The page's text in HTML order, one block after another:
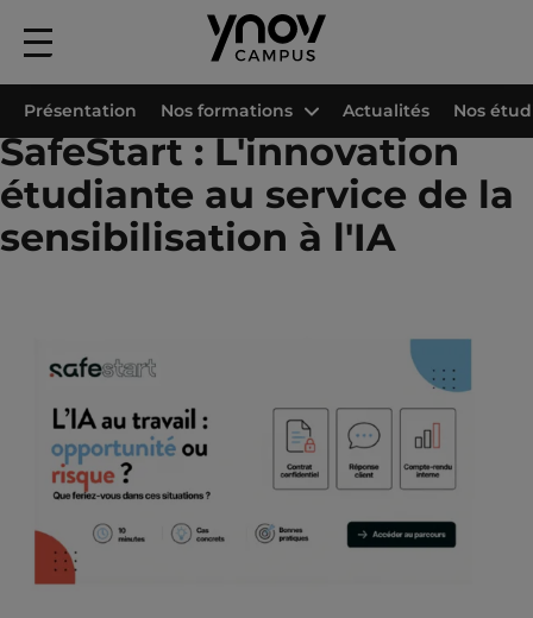
Menu
principal
SafeStart : L'innovation
étudiante au service de la
sensibilisation à l'IA
Présentation Nos formations Actualités Nos